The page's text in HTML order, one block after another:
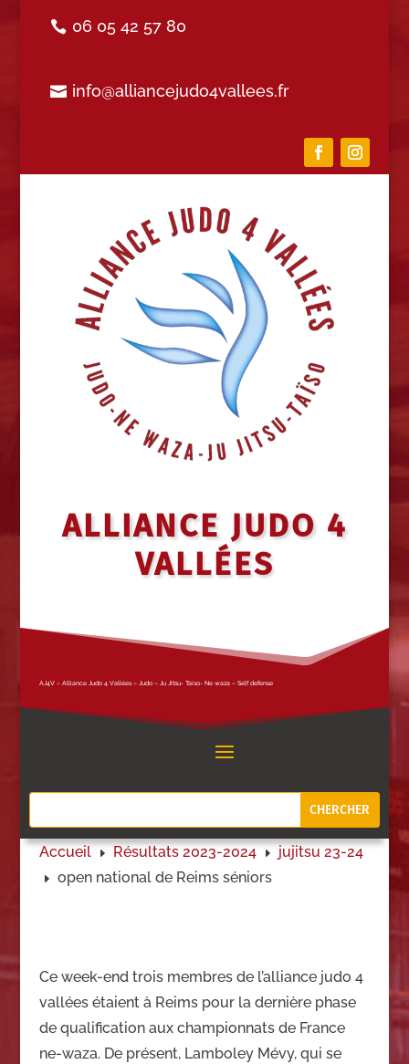
06 05 42 57 80
info@alliancejudo4vallees.fr
ALLIANCE JUDO 4
VALLÉES
AJ4V – Alliance Judo 4 Vallées – Judo – Ju Jitsu- Taiso- Ne waza – Self defense
Accueil E Résultats 2023-2024 E jujitsu 23-24
E open national de Reims séniors
Ce week-end trois membres de l’alliance judo 4
vallées étaient à Reims pour la dernière phase
de qualification aux championnats de France
ne-waza. De présent, Lamboley Mévy, qui se